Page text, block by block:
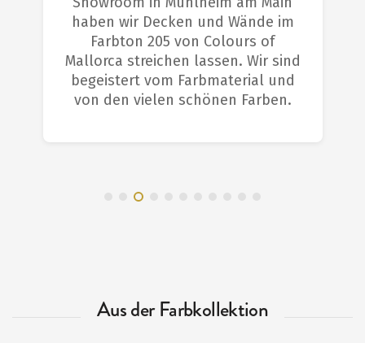
haben wir Decken und Wände im
Farbton 205 von Colours of
Mallorca streichen lassen. Wir sind
begeistert vom Farbmaterial und
von den vielen schönen Farben.
Aus der Farbkollektion